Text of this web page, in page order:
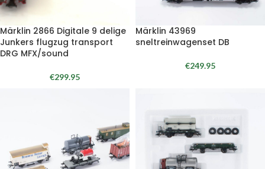
Märklin 2866 Digitale 9 delige
Junkers flugzug transport
DRG MFX/sound
€299.95
Märklin 43969
sneltreinwagenset DB
€249.95